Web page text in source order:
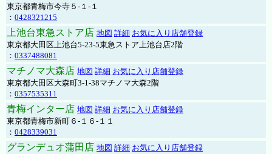
東京都青梅市今寺５-１-１
： 0428321215
上池台東急ストア店 地図 詳細 お気に入り店舗登録
東京都大田区上池台5-23-5東急ストア上池台店2階
： 0337488081
マチノマ大森店 地図 詳細 お気に入り店舗登録
東京都大田区大森町3-1-38マチノマ大森2階
： 0357535311
青梅インター店 地図 詳細 お気に入り店舗登録
東京都青梅市新町６-１６-１１
： 0428339031
グランデュオ蒲田店 地図 詳細 お気に入り店舗登録